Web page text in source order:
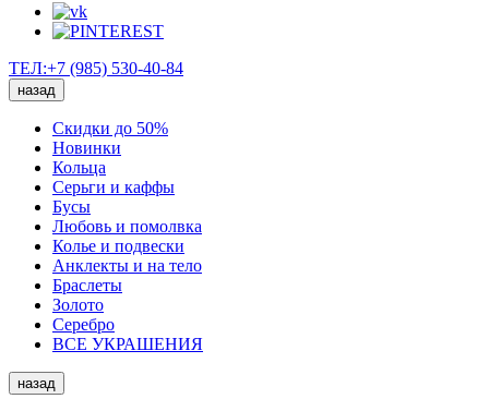
ТЕЛ:+7 (985) 530-40-84
назад
Скидки до 50%
Новинки
Кольца
Серьги и каффы
Бусы
Любовь и помолвка
Колье и подвески
Анклекты и на тело
Браслеты
Золото
Серебро
ВСЕ УКРАШЕНИЯ
назад